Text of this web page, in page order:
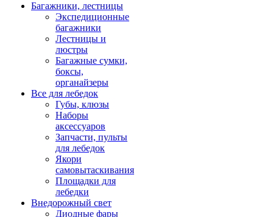
Багажники, лестницы
Экспедиционные
багажники
Лестницы и
люстры
Багажные сумки,
боксы,
органайзеры
Все для лебедок
Губы, клюзы
Наборы
аксессуаров
Запчасти, пульты
для лебедок
Якори
самовытаскивания
Площадки для
лебедки
Внедорожный свет
Диодные фары